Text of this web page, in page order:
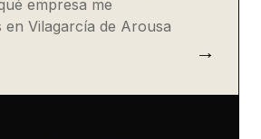
empresa me
en Vilagarcía de Arousa